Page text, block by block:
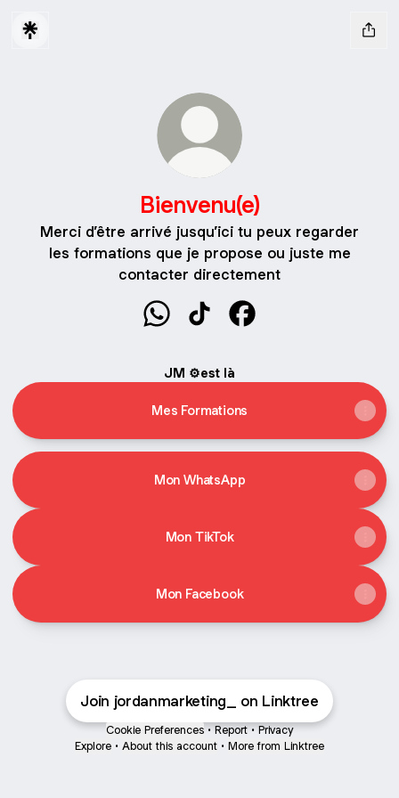
Bienvenu(e)
Merci d’être arrivé jusqu’ici tu peux regarder
les formations que je propose ou juste me
contacter directement
JM ⚙️est là
Mes Formations
Mon WhatsApp
Mon TikTok
Mon Facebook
Join jordanmarketing_ on Linktree
Cookie Preferences • Report • Privacy
Explore • About this account • More from Linktree